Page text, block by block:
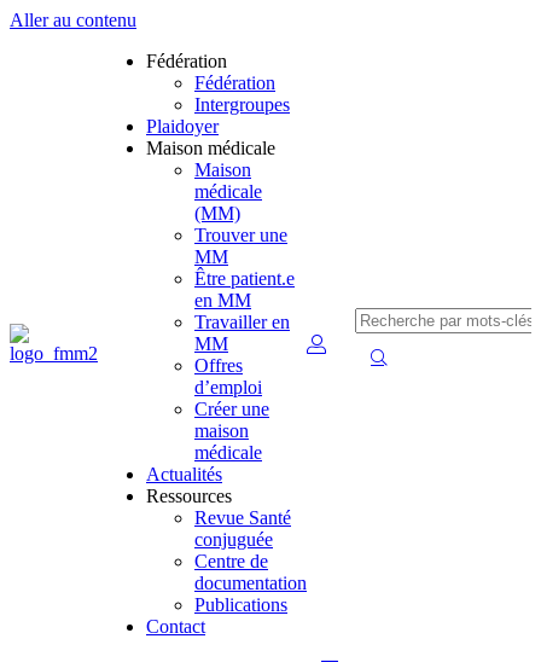
Aller au contenu
Fédération
Fédération
Intergroupes
Plaidoyer
Maison médicale
Maison
médicale
(MM)
Trouver une
MM
Être patient.e
en MM
Travailler en
MM
Offres
d’emploi
Créer une
maison
médicale
Actualités
Ressources
Revue Santé
conjuguée
Centre de
documentation
Publications
Contact